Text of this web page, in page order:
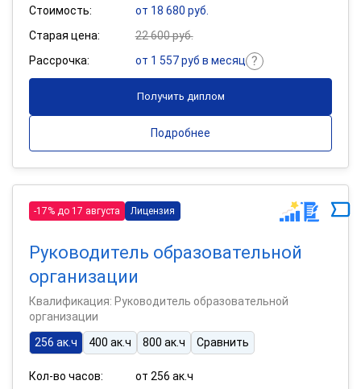
Стоимость:
от 18 680 руб.
Старая цена:
22 600 руб.
Рассрочка:
от 1 557 руб в месяц
Получить диплом
Подробнее
-17% до 17 августа Лицензия
Руководитель образовательной
организации
Квалификация: Руководитель образовательной
организации
256 ак.ч
400 ак.ч 800 ак.ч Сравнить
Кол-во часов: от 256 ак.ч